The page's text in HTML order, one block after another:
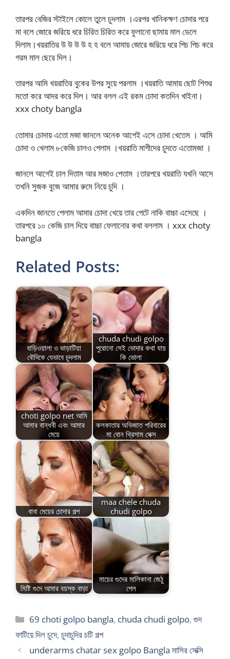
তারপর বেজির স্টাইলে কোলে তুলে চুদলাম ।এরপর খানিকক্ষণ চোদার পরে
মা বলে জোরে জরিয়ে ধরে চিরিত চিরিত করে ফুলানো ছামায় মাল ডেলে
দিলাম।খয়রাতির উ উ উ উ হ হ বলে আমায় জোরে জরিয়ে ধরে পিচ পিচ করে
গরম মাল ছেরে দিল।
তারপর আমি খয়রাতির বুকের উপর সুয়ে পরলাম ।খয়রাতি আমায় ছোট শিশুর
মতো করে আদর করে দিল। আর বলল এই রকম চোদা কতদিন খাইনা।
xxx choty bangla
তোমার চোদায় এতো মজা জানলে অনেক আগেই এসে চোদা খেতেম । আমি
চোদা ও খেলাম ৮কেজি চালও পেলাম ।খয়রাতি মাগীদের চুদতে এতোমজা ।
জানলে আগেই চাল দিতাম আর মজাও পেতাম ।তারপরে খয়রাতি যখনি আসে
তখনি সুজক বুজে আমার রুমে নিয়ে চুদি ।
একদিন জানতে পেলাম আমার চোদা খেয়ে তার পেটে নাকি বাচ্চা এসেছে ।
তারপরে ১০ কেজি চাল দিয়ে বাচ্চা ফেলানোর কথা বললাম । xxx choty
bangla
Related Posts:
বাড়িওয়ালা ও ভাড়াটিয়া
বৌদিকে যেভাবে চুদলাম
chuda chudi golpo
পুরোনো সেই ভোদার কথা যায়
কি ভোলা
choti golpo net আমি
আমার বান্ধবী এবং আমার
মেয়ে
কলকাতার অভিজাত পরিবারের
মা বোন থ্রিসাম সেক্স
বাবা মেয়ের চোদার গল্প
maa chele chuda
chudi golpo
মিষ্টি গুদে আমার বয়স্ক বাড়া
মায়ের গুদের মালিকানা জেঠু
পেল
Categories
69 choti golpo bangla, chuda chudi golpo,গুদ
ফাটিয়ে দিল চুদে, চুদাচুদির চটি গল্প
underarms chatar sex golpo Bangla মাসির সেক্সি